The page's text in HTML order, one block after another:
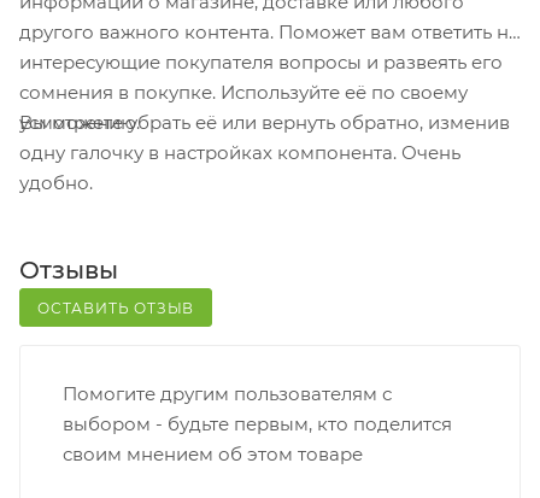
кассовой зоне и назовите номер.
Постамат. Когда заказ поступит на точку, на ваш
телефон или e-mail придет уникальный код.
Заказ нужно оплатить в терминале постамата.
Срок хранения — 3 дня.
Почтовая доставка через почту России. Когда
оценить состояние коробки: вес, целостность.
Вскрывать коробку самостоятельно вы можете
не должна превышать 100 000 р.
другого важного контента. Поможет вам ответить на
интересующие покупателя вопросы и развеять его
сомнения в покупке. Используйте её по своему
усмотрению.
Вы можете убрать её или вернуть обратно, изменив
одну галочку в настройках компонента. Очень
удобно.
Отзывы
ОСТАВИТЬ ОТЗЫВ
Помогите другим пользователям с
выбором - будьте первым, кто поделится
своим мнением об этом товаре